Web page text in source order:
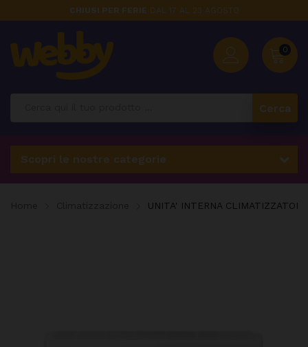
CHIUSI PER FERIE DAL 17 AL 23 AGOSTO
0
Cerca
Scopri le nostre categorie
UNITA' INTERNA